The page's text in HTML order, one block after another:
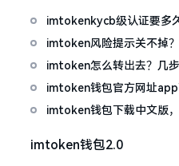
imtokenkycb级认证要多
imtoken风险提示关不掉
imtoken怎么转出去？几
imtoken钱包官方网址
imtoken钱包下载中文版
imtoken钱包2.0